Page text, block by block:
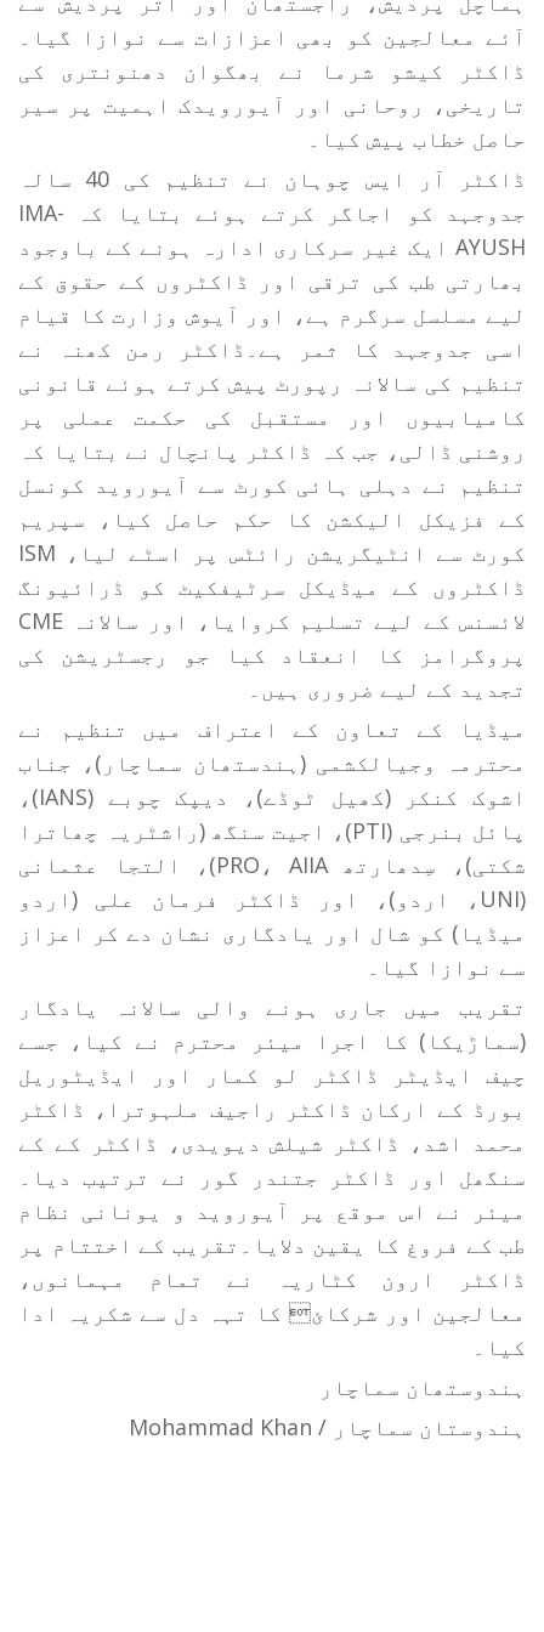
آئے معالجین کو بھی اعزازات سے نوازا گیا۔
ڈاکٹر کیشو شرما نے بھگوان دھنونتری کی
تاریخی، روحانی اور آیورویدک اہمیت پر سیر
حاصل خطاب پیش کیا۔
ڈاکٹر آر ایس چوہان نے تنظیم کی 40 سالہ
جدوجہد کو اجاگر کرتے ہوئے بتایا کہ IMA-
AYUSH ایک غیر سرکاری ادارہ ہونے کے باوجود
بھارتی طب کی ترقی اور ڈاکٹروں کے حقوق کے
لیے مسلسل سرگرم ہے، اور آیوش وزارت کا قیام
اسی جدوجہد کا ثمر ہے۔ڈاکٹر رمن کھنہ نے
تنظیم کی سالانہ رپورٹ پیش کرتے ہوئے قانونی
کامیابیوں اور مستقبل کی حکمت عملی پر
روشنی ڈالی، جب کہ ڈاکٹر پانچال نے بتایا کہ
تنظیم نے دہلی ہائی کورٹ سے آیوروید کونسل
کے فزیکل الیکشن کا حکم حاصل کیا، سپریم
کورٹ سے انٹیگریشن رائٹس پر اسٹے لیا، ISM
ڈاکٹروں کے میڈیکل سرٹیفکیٹ کو ڈرائیونگ
لائسنس کے لیے تسلیم کروایا، اور سالانہ CME
پروگرامز کا انعقاد کیا جو رجسٹریشن کی
تجدید کے لیے ضروری ہیں۔
میڈیا کے تعاون کے اعتراف میں تنظیم نے
محترمہ وجیالکشمی (ہندستھان سماچار)، جناب
اشوک کنکر (کھیل ٹوڈے)، دیپک چوبے (IANS)،
پائل بنرجی (PTI)، اجیت سنگھ (راشٹریہ چھاترا
شکتی)، سِدھارتھ PRO، AIIA)، التجا عثمانی
(UNI، اردو)، اور ڈاکٹر فرمان علی (اردو
میڈیا) کو شال اور یادگاری نشان دے کر اعزاز
سے نوازا گیا۔
تقریب میں جاری ہونے والی سالانہ یادگار
(سماڑیکا) کا اجرا میئر محترم نے کیا، جسے
چیف ایڈیٹر ڈاکٹر لو کمار اور ایڈیٹوریل
بورڈ کے ارکان ڈاکٹر راجیف ملہوترا، ڈاکٹر
محمد اشد، ڈاکٹر شیلش دیویدی، ڈاکٹر کے کے
سنگھل اور ڈاکٹر جتندر گور نے ترتیب دیا۔
میئر نے اس موقع پر آیوروید و یونانی نظام
طب کے فروغ کا یقین دلایا۔تقریب کے اختتام پر
ڈاکٹر ارون کٹاریہ نے تمام مہمانوں،
معالجین اور شرکائ کا تہہ دل سے شکریہ ادا
کیا۔
ہندوستھان سماچار
ہندوستان سماچار / Mohammad Khan